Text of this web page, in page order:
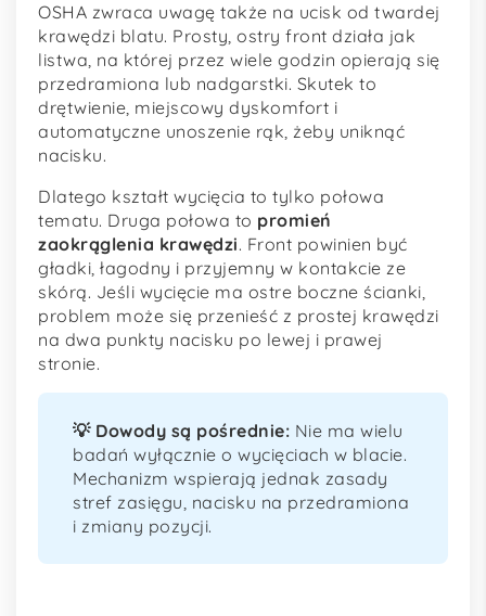
OSHA zwraca uwagę także na ucisk od twardej
krawędzi blatu. Prosty, ostry front działa jak
listwa, na której przez wiele godzin opierają się
przedramiona lub nadgarstki. Skutek to
drętwienie, miejscowy dyskomfort i
automatyczne unoszenie rąk, żeby uniknąć
nacisku.
Dlatego kształt wycięcia to tylko połowa
tematu. Druga połowa to promień
zaokrąglenia krawędzi. Front powinien być
gładki, łagodny i przyjemny w kontakcie ze
skórą. Jeśli wycięcie ma ostre boczne ścianki,
problem może się przenieść z prostej krawędzi
na dwa punkty nacisku po lewej i prawej
stronie.
💡 Dowody są pośrednie: Nie ma wielu
badań wyłącznie o wycięciach w blacie.
Mechanizm wspierają jednak zasady
stref zasięgu, nacisku na przedramiona
i zmiany pozycji.